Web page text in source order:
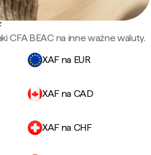
CFA BEAC na inne ważne waluty.
XAF na EUR
XAF na CAD
XAF na CHF